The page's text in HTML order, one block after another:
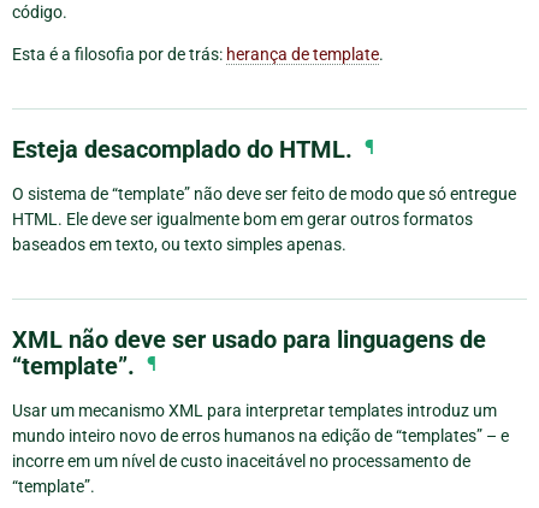
código.
Esta é a filosofia por de trás: herança de template.
Esteja desacomplado do HTML. ¶
O sistema de “template” não deve ser feito de modo que só entregue
HTML. Ele deve ser igualmente bom em gerar outros formatos
baseados em texto, ou texto simples apenas.
XML não deve ser usado para linguagens de
“template”. ¶
Usar um mecanismo XML para interpretar templates introduz um
mundo inteiro novo de erros humanos na edição de “templates” – e
incorre em um nível de custo inaceitável no processamento de
“template”.